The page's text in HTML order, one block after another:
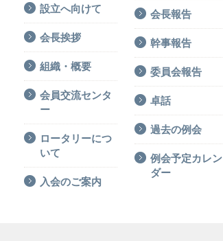
設立へ向けて
会長挨拶
組織・概要
会員交流センタ
ー
ロータリーにつ
いて
入会のご案内
会長報告
幹事報告
委員会報告
卓話
過去の例会
例会予定カレン
ダー